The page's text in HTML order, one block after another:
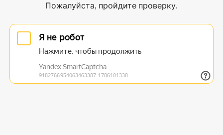
Пожалуйста, пройдите проверку.